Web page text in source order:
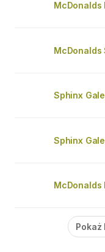
McDonalds
McDonalds
Sphinx
Sphinx
McDonalds
Pokaż